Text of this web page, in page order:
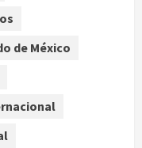
3-1 de América
Azul en la
de México